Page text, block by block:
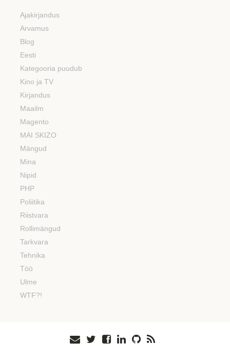
Ajakirjandus
Arvamus
Blog
Eesti
Kategooria puudub
Kino ja TV
Kirjandus
Maailm
Magento
MAI SKIZO
Mängud
Mina
Nipid
PHP
Poliitika
Riistvara
Rollimängud
Tarkvara
Tehnika
Töö
Ulme
WTF?!